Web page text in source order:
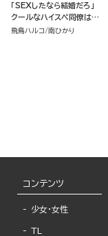
「SEXしたなら結婚だろ」
クールなハイスペ同僚は執
着ヤバ男でした!?（分冊
飛鳥ハルコ 南ひかり
コンテンツ
少女・女性
TL